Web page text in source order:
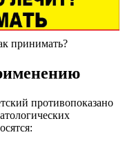
принимать?
противопоказано